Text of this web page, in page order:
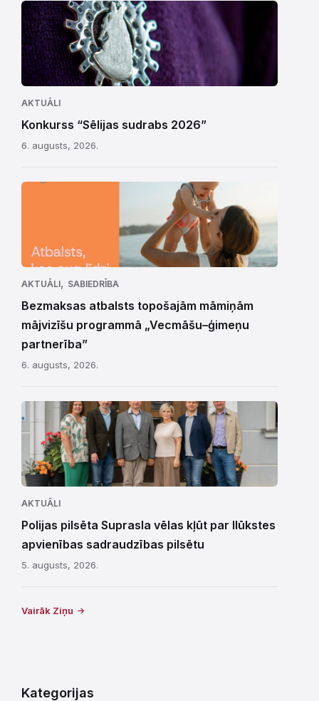
AKTUĀLI
Konkurss “Sēlijas sudrabs 2026”
6. augusts, 2026.
AKTUĀLI, SABIEDRĪBA
Bezmaksas atbalsts topošajām māmiņām
mājvizīšu programmā „Vecmāšu–ģimeņu
partnerība”
6. augusts, 2026.
AKTUĀLI
Polijas pilsēta Suprasla vēlas kļūt par Ilūkstes
apvienības sadraudzības pilsētu
5. augusts, 2026.
Vairāk Ziņu
Kategorijas